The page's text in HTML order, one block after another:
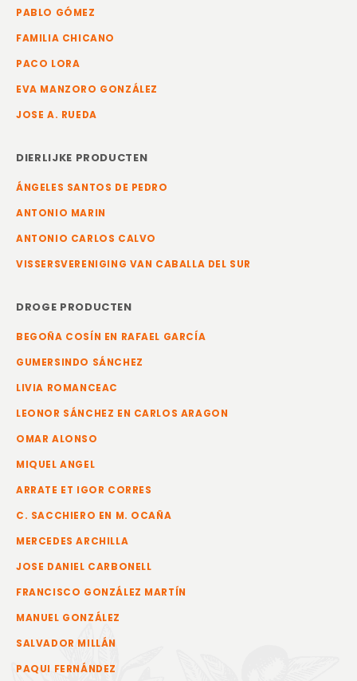
PABLO GÓMEZ
FAMILIA CHICANO
PACO LORA
EVA MANZORO GONZÁLEZ
JOSE A. RUEDA
DIERLIJKE PRODUCTEN
ÁNGELES SANTOS DE PEDRO
ANTONIO MARIN
ANTONIO CARLOS CALVO
VISSERSVERENIGING VAN CABALLA DEL SUR
DROGE PRODUCTEN
BEGOÑA COSÍN EN RAFAEL GARCÍA
GUMERSINDO SÁNCHEZ
LIVIA ROMANCEAC
LEONOR SÁNCHEZ EN CARLOS ARAGON
OMAR ALONSO
MIQUEL ANGEL
ARRATE ET IGOR CORRES
C. SACCHIERO EN M. OCAÑA
MERCEDES ARCHILLA
JOSE DANIEL CARBONELL
FRANCISCO GONZÁLEZ MARTÍN
MANUEL GONZÁLEZ
SALVADOR MILLÁN
PAQUI FERNÁNDEZ